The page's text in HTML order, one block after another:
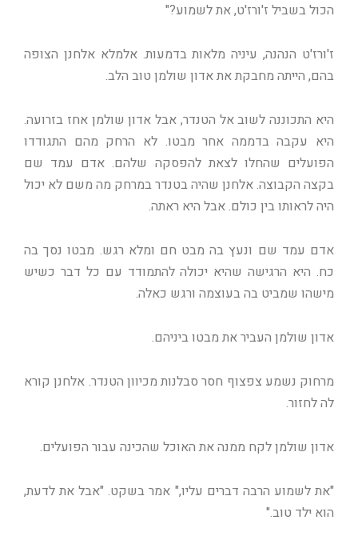
הכול בשביל ז'ורז'ט, את לשמוע?"
ז'ורז'ט הנהנה, עיניה מלאות בדמעות. אלמלא אלחנן הצופה
בהם, הייתה מחבקת את אדון שולמן טוב הלב.
היא התכוננה לשוב אל הטנדר, אבל אדון שולמן אחז בזרועה.
היא עקבה בדממה אחר מבטו. לא הרחק מהם התגודדו
הפועלים שהחלו לצאת להפסקה שלהם. אדם עמד שם
בקצה הקבוצה. אלחנן שהיה בטנדר במרחק מה משם לא יכול
היה לראותו בין כולם. אבל היא ראתה.
אדם עמד שם ונעץ בה מבט חם ומלא רגש. מבטו נסך בה
כח. היא הרגישה שהיא יכולה להתמודד עם כל דבר כשיש
מישהו שמביט בה בעוצמה ורגש כאלה.
אדון שולמן העביר את מבטו ביניהם.
מרחוק נשמע צפצוף חסר סבלנות מכיוון הטנדר. אלחנן קורא
לה לחזור.
אדון שולמן לקח ממנה את האוכל שהכינה עבור הפועלים.
"את לשמוע הרבה דברים עליו," אמר בשקט. "אבל את לדעת,
הוא ילד טוב."